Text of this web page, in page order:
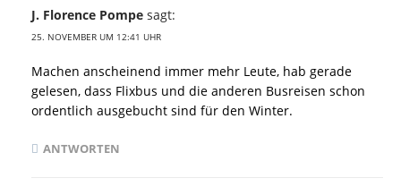
J. Florence Pompe sagt:
25. NOVEMBER UM 12:41 UHR
Machen anscheinend immer mehr Leute, hab gerade
gelesen, dass Flixbus und die anderen Busreisen schon
ordentlich ausgebucht sind für den Winter.
ANTWORTEN